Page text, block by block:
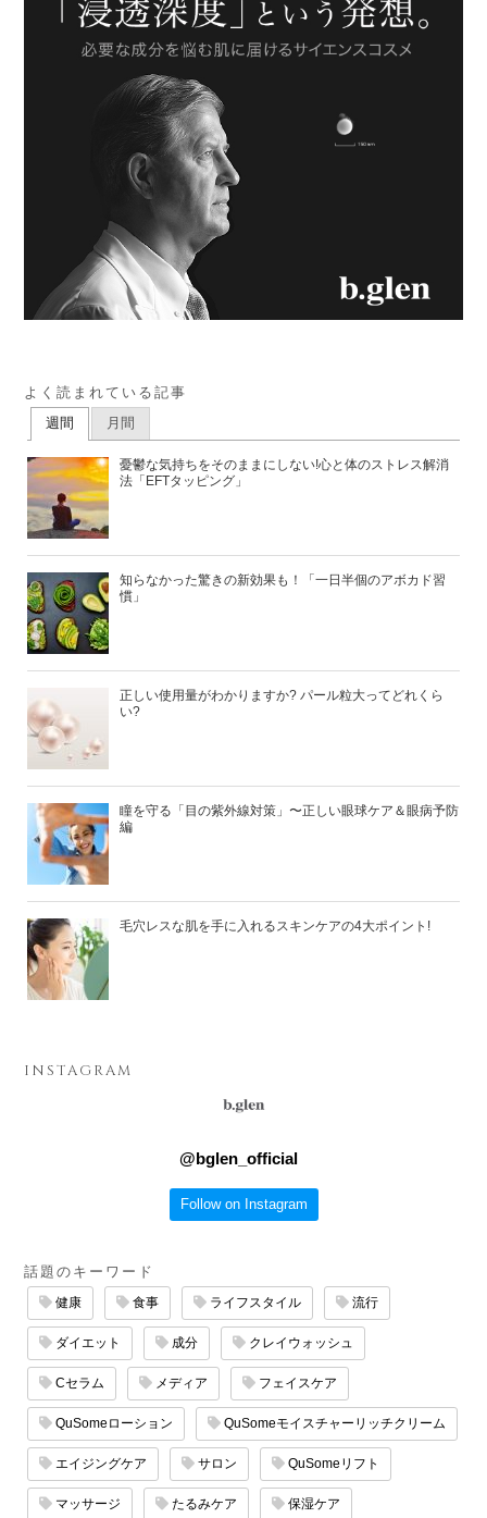
よく読まれている記事
週間 月間
憂鬱な気持ちをそのままにしない!心と体のストレス解消
法「EFTタッピング」
知らなかった驚きの新効果も！「一日半個のアボカド習
慣」
正しい使用量がわかりますか? パール粒大ってどれくら
い?
瞳を守る「目の紫外線対策」〜正しい眼球ケア＆眼病予防
編
毛穴レスな肌を手に入れるスキンケアの4大ポイント!
INSTAGRAM
@bglen_official
Follow on Instagram
話題のキーワード
健康 食事 ライフスタイル 流行
ダイエット 成分 クレイウォッシュ
Cセラム メディア フェイスケア
QuSomeローション QuSomeモイスチャーリッチクリーム
エイジングケア サロン QuSomeリフト
マッサージ たるみケア 保湿ケア